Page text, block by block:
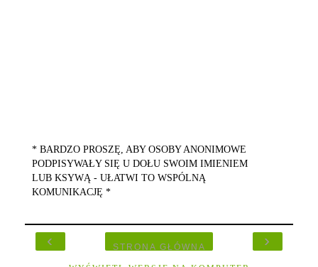
* BARDZO PROSZĘ, ABY OSOBY ANONIMOWE
PODPISYWAŁY SIĘ U DOŁU SWOIM IMIENIEM
LUB KSYWĄ - UŁATWI TO WSPÓLNĄ
KOMUNIKACJĘ *
‹ ›
STRONA GŁÓWNA